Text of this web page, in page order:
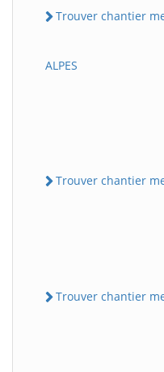
Trouver chantier
ALPES
Trouver chantier
Trouver chantier